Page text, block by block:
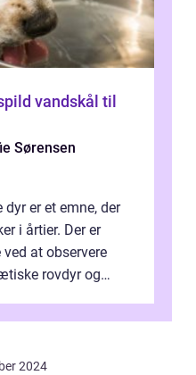
vandskål til
Sørensen
dyr er et emne, der
i årtier. Der er
at observere
rovdyr og
2024